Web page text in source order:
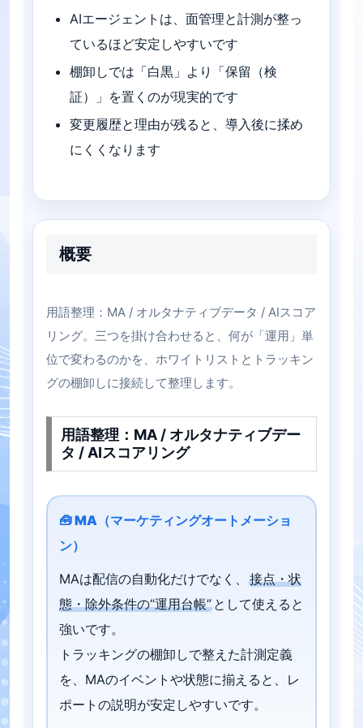
AIエージェントは、面管理と計測が整っ
ているほど安定しやすいです
棚卸しでは「白黒」より「保留（検
証）」を置くのが現実的です
変更履歴と理由が残ると、導入後に揉め
にくくなります
概要
用語整理：MA / オルタナティブデータ / AIスコア
リング。三つを掛け合わせると、何が「運用」単
位で変わるのかを、ホワイトリストとトラッキン
グの棚卸しに接続して整理します。
用語整理：MA / オルタナティブデー
タ / AIスコアリング
🧰 MA（マーケティングオートメーショ
ン）
MAは配信の自動化だけでなく、 接点・状
態・除外条件の“運用台帳”として使えると
強いです。
トラッキングの棚卸しで整えた計測定義
を、MAのイベントや状態に揃えると、レ
ポートの説明が安定しやすいです。